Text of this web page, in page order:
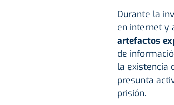
Durante la
en internet y
artefactos
de
la existencia
presunta
prisión.